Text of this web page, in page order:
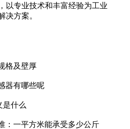
以专业技术和丰富经验为工业
决方案。
格及壁厚
器有哪些呢
是什么
：一平方米能承受多少公斤